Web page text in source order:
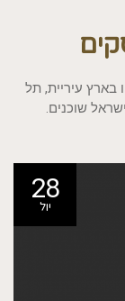
עיריית, תל
שוכנים.
28
יול